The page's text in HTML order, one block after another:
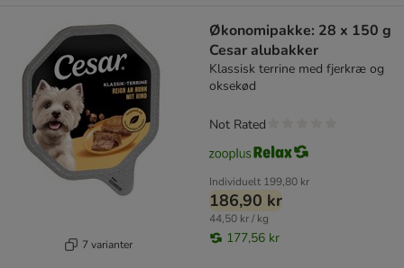
7 varianter
Økonomipakke: 28 x 150 g
Cesar alubakker
Klassisk terrine med fjerkræ og
oksekød
Individuelt 199,80 kr
186,90 kr
44,50 kr / kg
177,56 kr
Not Rated